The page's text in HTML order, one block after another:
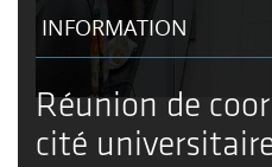
INFORMATION
Réunion de
cité